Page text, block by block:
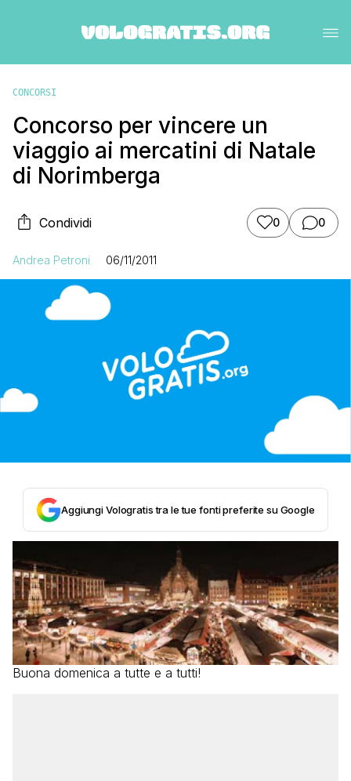
CONCORSI
Concorso per vincere un
viaggio ai mercatini di Natale
di Norimberga
Condividi 0 0
Andrea Petroni 06/11/2011
Aggiungi Vologratis tra le tue fonti preferite su Google
Buona domenica a tutte e a tutti!